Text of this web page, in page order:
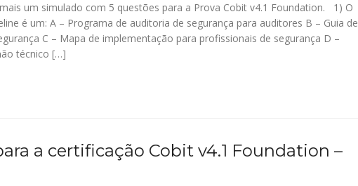
um simulado com 5 questões para a Prova Cobit v4.1 Foundation. 1) O
é um: A – Programa de auditoria de segurança para auditores B – Guia de
C – Mapa de implementação para profissionais de segurança D –
técnico […]
a certificação Cobit v4.1 Foundation –